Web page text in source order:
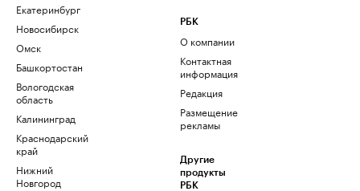
Екатеринбург
Новосибирск
Омск
Башкортостан
Вологодская
область
Калининград
Краснодарский
край
Нижний
Новгород
РБК
О компании
Контактная
информация
Редакция
Размещение
рекламы
Другие
продукты
РБК